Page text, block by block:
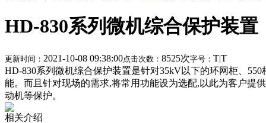
HD-830系列微机综合保护装置
更新时间： 2021-10-08 09:38:00点击次数： 8525次字号： T|T
HD-830系列微机综合保护装置是针对35kV以下的环网柜、
能。而且针对现场的需求,将常用功能设为选配,以此为客户提
动机等保护。
相关介绍